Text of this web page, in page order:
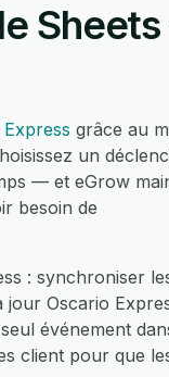
Sheets
grâce au
un
— et eGrow
besoin de
: synchroniser
jour Oscario
événement
client pour que